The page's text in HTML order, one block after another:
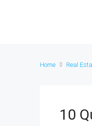
Home Real
10